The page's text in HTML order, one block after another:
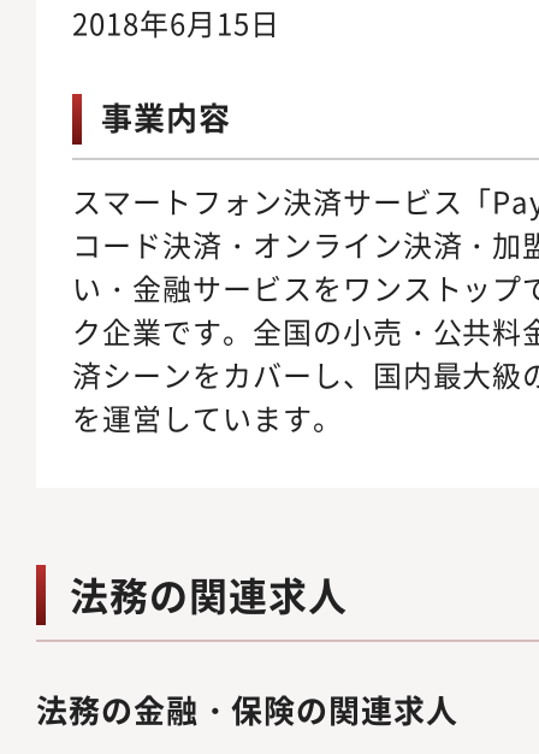
2018年6月15日
事業内容
スマートフォン決済サービス「
コード決済・オンライン決済・加
い・金融サービスをワンストップ
ク企業です。全国の小売・公共料
済シーンをカバーし、国内最大級
を運営しています。
法務の関連求人
法務の金融・保険の関連求人